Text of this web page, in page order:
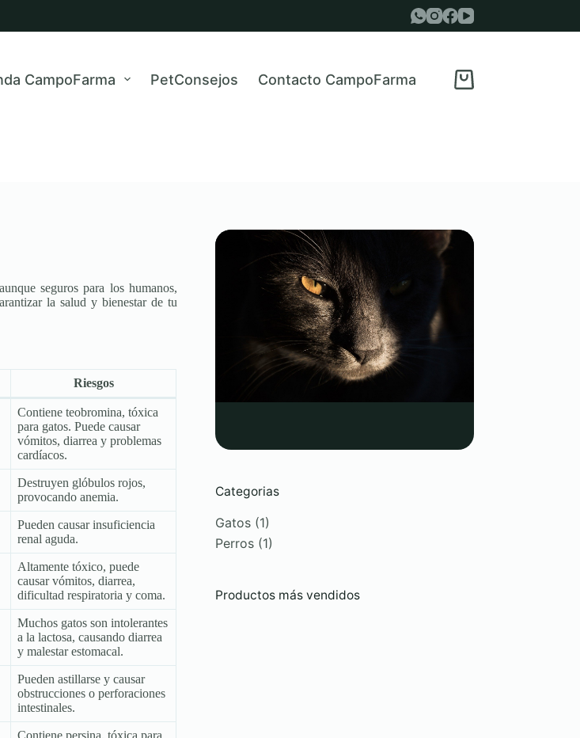
CampoFarma PetConsejos Contacto CampoFarma
Carro
seguros para los humanos,
la salud y bienestar de tu
Riesgos
Contiene teobromina, tóxica
para gatos. Puede causar
vómitos, diarrea y problemas
cardíacos.
Destruyen glóbulos rojos,
provocando anemia.
Pueden causar insuficiencia
renal aguda.
Altamente tóxico, puede
causar vómitos, diarrea,
dificultad respiratoria y coma.
Muchos gatos son intolerantes
a la lactosa, causando diarrea
y malestar estomacal.
Pueden astillarse y causar
obstrucciones o perforaciones
intestinales.
Contiene persina, tóxica para
Categorias
Gatos (1)
Perros (1)
Productos más vendidos